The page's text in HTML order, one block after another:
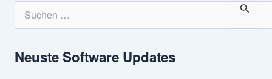
c
e
Neuste Software Updates